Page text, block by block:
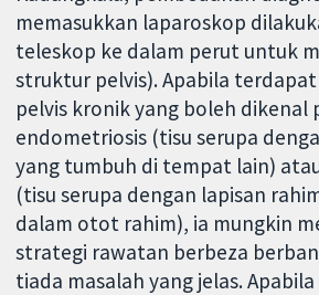
memasukkan laparoskop
teleskop ke dalam perut untuk
struktur pelvis). Apabila
pelvis kronik yang boleh dikenal
endometriosis (tisu serupa
yang tumbuh di tempat lain)
(tisu serupa dengan lapisan
dalam otot rahim), ia mungkin
strategi rawatan berbeza
tiada masalah yang jelas.